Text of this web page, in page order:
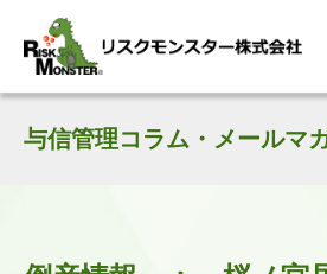
サービス紹介
選ばれる理由
知る・学ぶ
導入事例
企業情報
採用情報
IR情報
お問い合わせ
0120-
平日9:00-18:00(土
与信管理コラム・メールマ